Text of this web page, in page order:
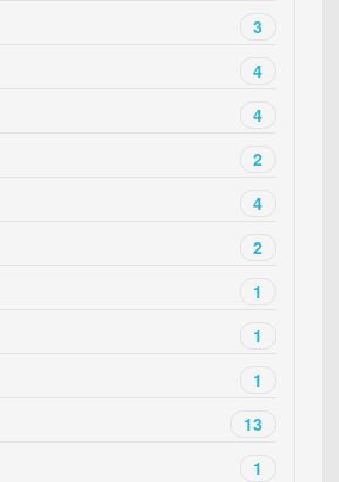
3
4
4
2
4
2
1
1
1
13
1